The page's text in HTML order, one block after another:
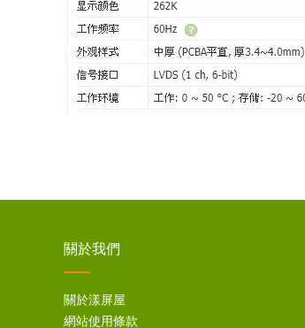
關於我們
關於漾屏屋
網站使用條款